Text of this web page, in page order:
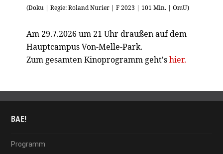
(Doku | Regie: Roland Nurier | F 2023 | 101 Min. | OmU)
Am 29.7.2026 um 21 Uhr draußen auf dem
Hauptcampus Von-Melle-Park.
Zum gesamten Kinoprogramm geht'shier.
BAE!
Programm